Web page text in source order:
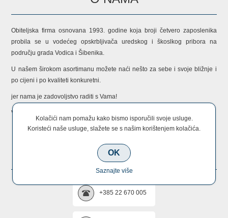
Obiteljska firma osnovana 1993. godine koja broji četvero zaposlenika
probila se u vodećeg opskrbljivača uredskog i škoslkog pribora na
području grada Vodica i Šibenika.
U našem širokom asortimanu možete naći nešto za sebe i svoje bližnje i
po cijeni i po kvaliteti konkuretni.
jer nama je zadovoljstvo raditi s Vama!
Vaš MKula tim!
KONTAKTIRAJTE NAS
+385 22 670 005
Kolačići nam pomažu kako bismo isporučili svoje usluge.
Koristeći naše usluge, slažete se s našim korištenjem kolačića.
OK
Saznajte više